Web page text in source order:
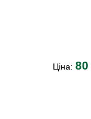
Ціна: 80